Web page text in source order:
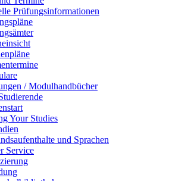
Prüfungsinformationen
/ Modulhandbücher
Your Studies
und Sprachen
Service